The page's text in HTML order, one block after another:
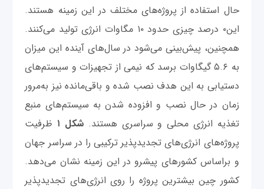
حال استفاده از پروژه‌های مختلف در این زمینه هستند.
این۰ درصد چیزی حدود ۱۰ مگاوات انرژی تولید می‌کنند.
همچنین، پیش‌بینی می‌شود در سال‌های آینده این میزان
به ۵.۶ گیگاوات برسد که نیمی از تجهیزات و سیستم‌های
دستیابی به این هدف نصب شده و باقی‌مانده نیز به‌مرور
زمان در حال نصب و افزوده شدن به سیستم‌های منبع
تغذیه انرژی محلی و سراسری هستند.شکل ۱
ظرفیت
پروژه‌های انرژی‌های تجدیدپذیر ترکیبی را در سراسر جهان
و براساس کشورهای پیشرو در این زمینه نشان می‌دهد.
کشور چین بیشترین پروژه را روی انرژی‌های تجدیدپذیر